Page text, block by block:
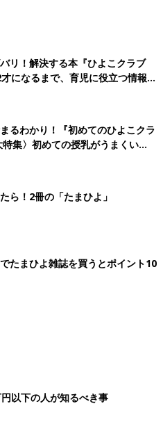
リ！解決する本『ひよこクラブ
になるまで、育児に役立つ情報が
るわかり！『初めてのひよこクラ
集〉初めての授乳がうまくい
クの基本と夏のトラブル 解決テ
ら！2冊の「たまひよ」
たまひよ雑誌を買うとポイント10
以下の人が知るべき事